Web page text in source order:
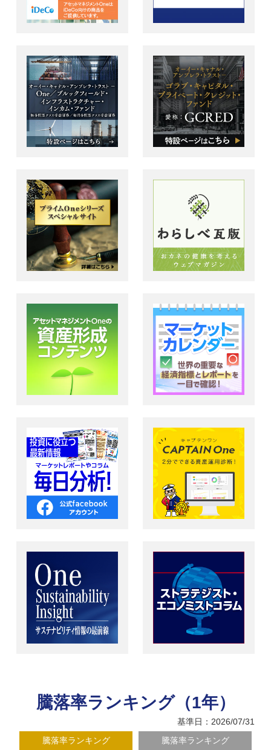
騰落率ランキング（1年）
基準日：2026/07/31
騰落率ランキング
騰落率ランキング